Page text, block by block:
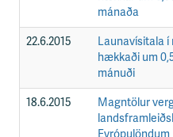
mánaða
22.6.2015
Launavísitala í
hækkaði um
mánuði
18.6.2015
Magntölur
Evrópulöndum